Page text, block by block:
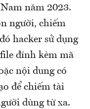
năm 2023.
người, chiếm
hacker sử dụng
đính kèm mã
nội dung có
để chiếm tài
dùng từ xa.